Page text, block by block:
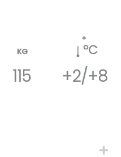
KG
115
ºC
+
+2/+8